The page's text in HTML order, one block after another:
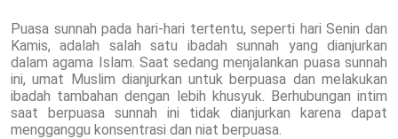
Puasa sunnah pada hari-hari tertentu, seperti hari Senin dan
Kamis, adalah salah satu ibadah sunnah yang dianjurkan
dalam agama Islam. Saat sedang menjalankan puasa sunnah
ini, umat Muslim dianjurkan untuk berpuasa dan melakukan
ibadah tambahan dengan lebih khusyuk. Berhubungan intim
saat berpuasa sunnah ini tidak dianjurkan karena dapat
mengganggu konsentrasi dan niat berpuasa.